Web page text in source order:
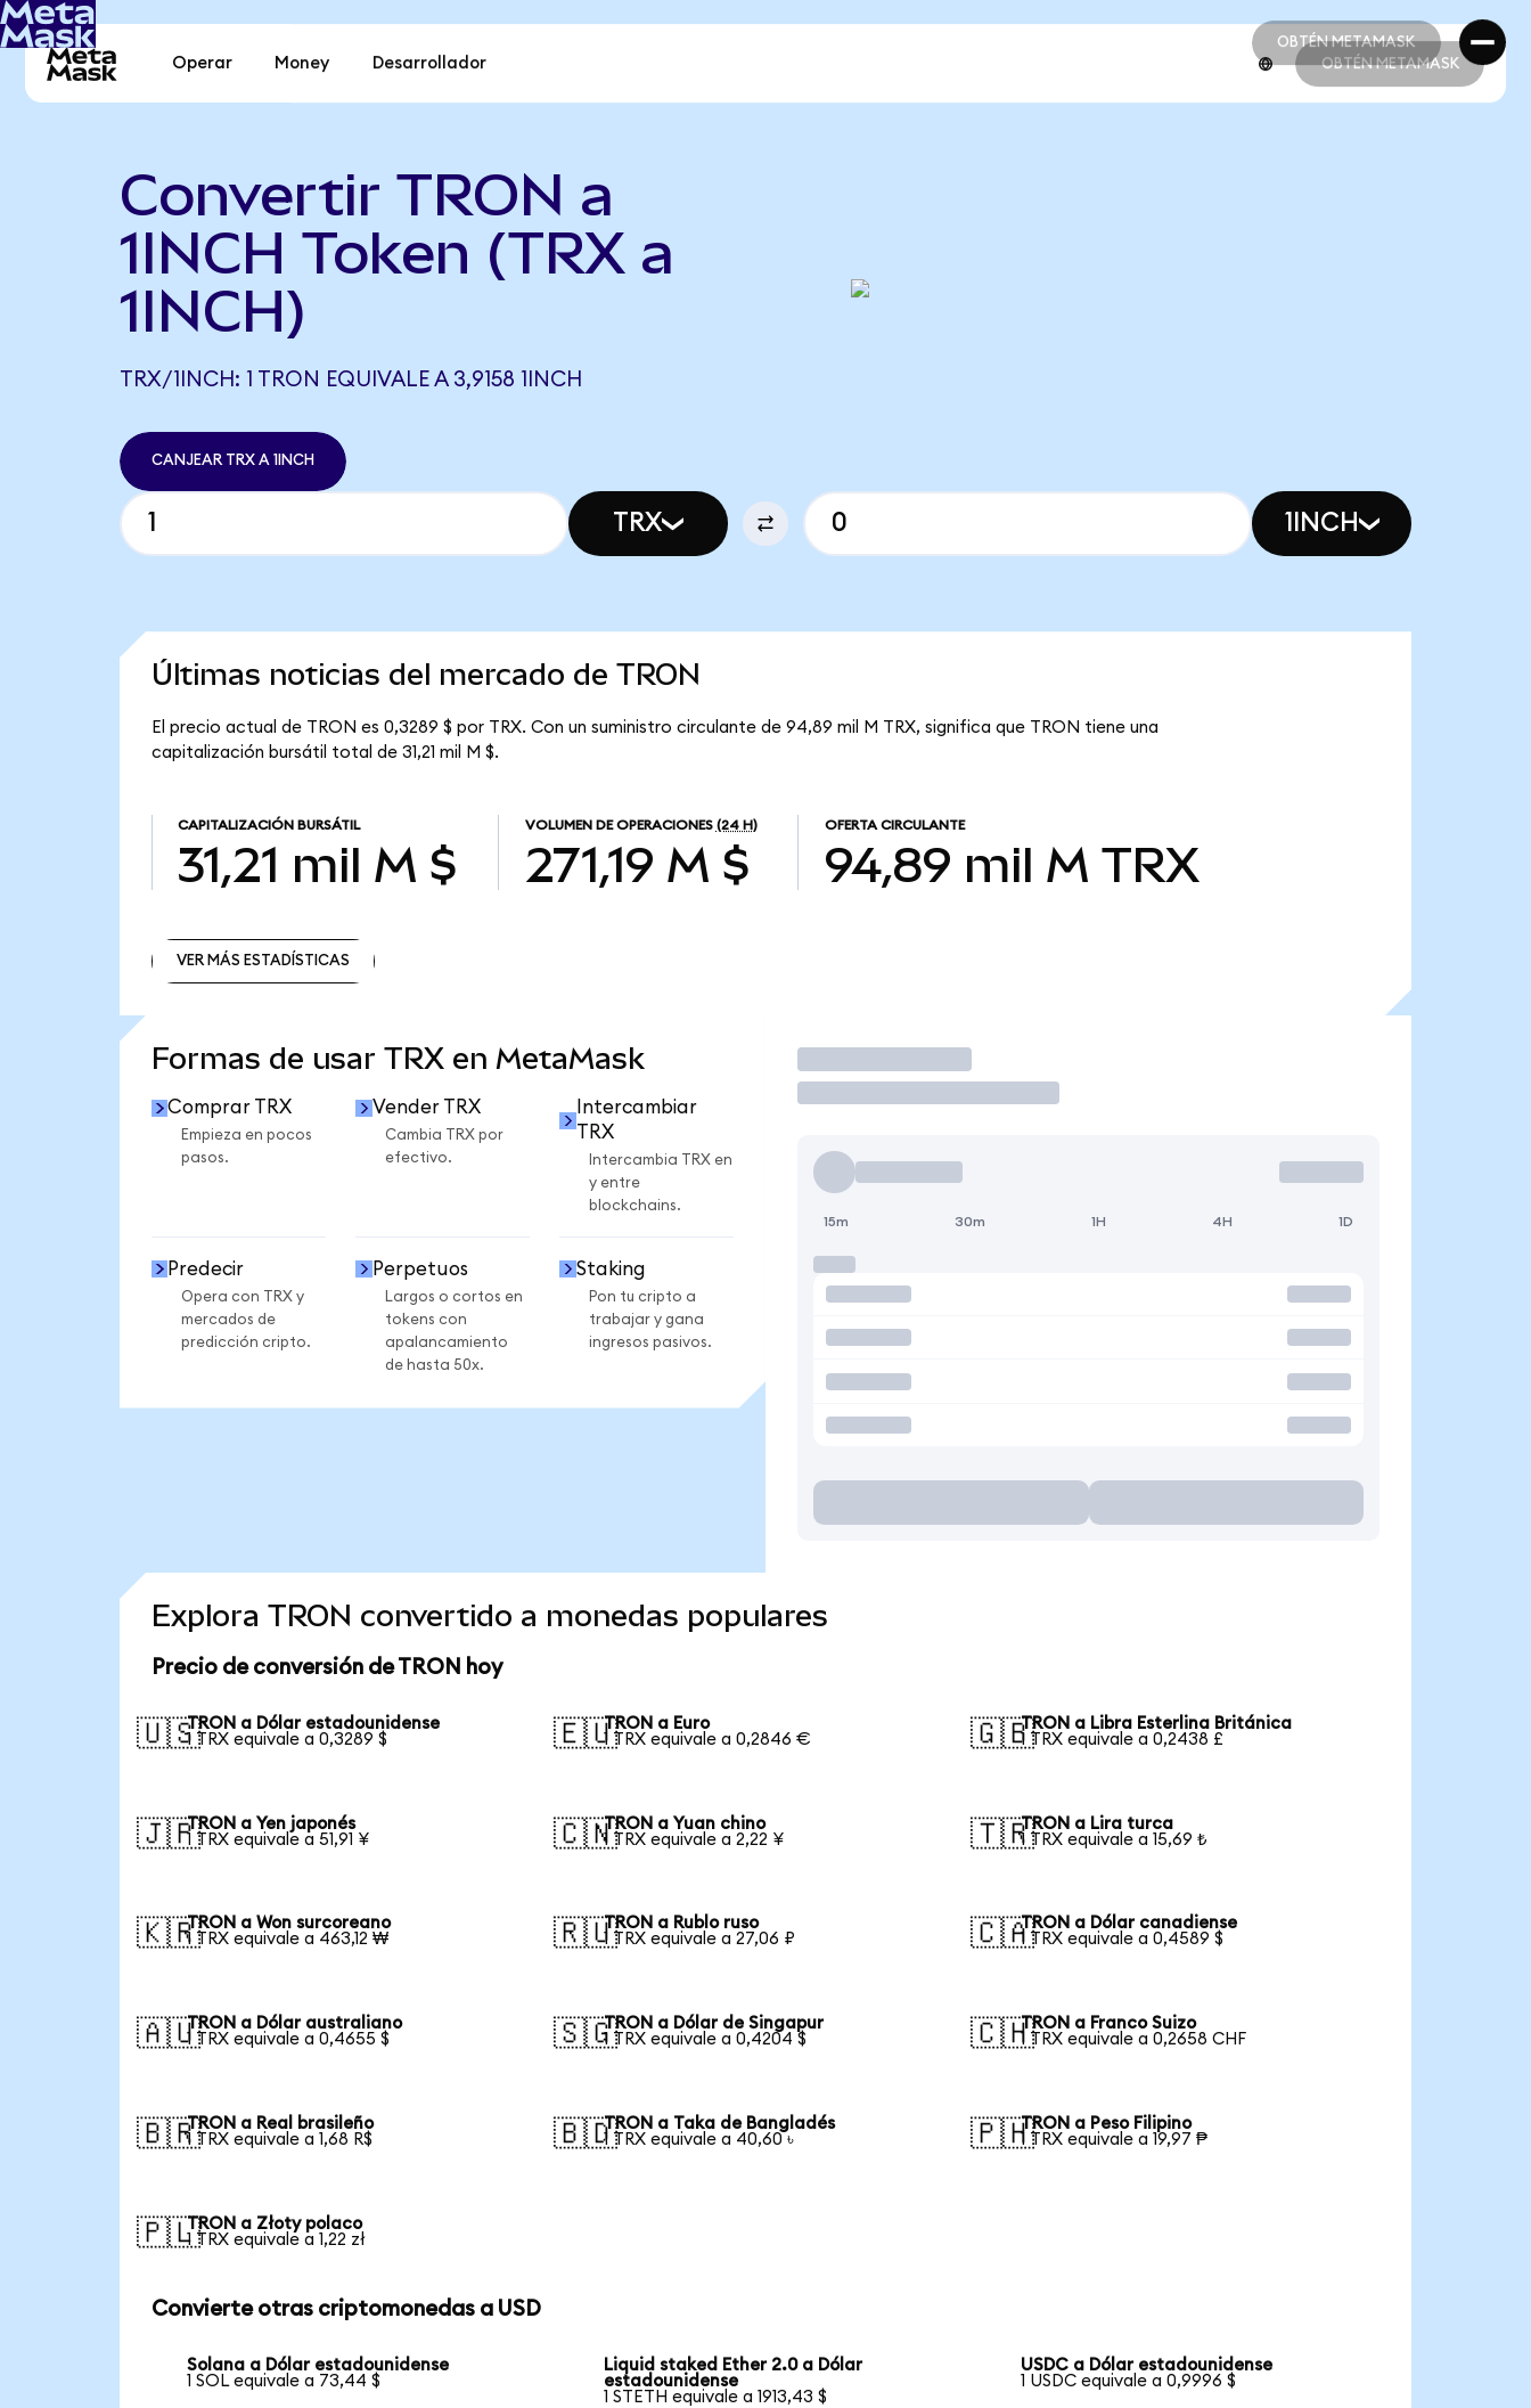
OBTÉN METAMASK
OBTÉN METAMASK
Operar Money Desarrollador OBTÉN METAMASK
Convertir TRON a
1INCH Token (TRX a
1INCH)
TRX/1INCH: 1 TRON EQUIVALE A 3,9158 1INCH
CANJEAR TRX A 1INCH
TRX 1INCH
Últimas noticias del mercado de TRON
El precio actual de TRON es 0,3289 $ por TRX. Con un suministro circulante de 94,89 mil M TRX, significa que TRON tiene una
capitalización bursátil total de 31,21 mil M $.
CAPITALIZACIÓN BURSÁTIL
31,21 mil M $
VOLUMEN DE OPERACIONES (24 H)
271,19 M $
OFERTA CIRCULANTE
94,89 mil M TRX
VER MÁS ESTADÍSTICAS
Formas de usar TRX en MetaMask
Comprar TRX
Empieza en pocos
pasos.
Vender TRX
Cambia TRX por
efectivo.
Intercambiar
TRX
Intercambia TRX en
y entre
blockchains.
Predecir
Opera con TRX y
mercados de
predicción cripto.
Perpetuos
Largos o cortos en
tokens con
apalancamiento
de hasta 50x.
Staking
Pon tu cripto a
trabajar y gana
ingresos pasivos.
Operar
15m 30m 1H 4H 1D
Explora TRON convertido a monedas populares
Precio de conversión de TRON hoy
🇺🇸TRON a Dólar estadounidense
1 TRX equivale a 0,3289 $
🇪🇺TRON a Euro
1 TRX equivale a 0,2846 €
🇬🇧TRON a Libra Esterlina Británica
1 TRX equivale a 0,2438 £
🇯🇵TRON a Yen japonés
1 TRX equivale a 51,91 ¥
🇨🇳TRON a Yuan chino
1 TRX equivale a 2,22 ¥
🇹🇷TRON a Lira turca
1 TRX equivale a 15,69 ₺
🇰🇷TRON a Won surcoreano
1 TRX equivale a 463,12 ₩
🇷🇺TRON a Rublo ruso
1 TRX equivale a 27,06 ₽
🇨🇦TRON a Dólar canadiense
1 TRX equivale a 0,4589 $
🇦🇺TRON a Dólar australiano
1 TRX equivale a 0,4655 $
🇸🇬TRON a Dólar de Singapur
1 TRX equivale a 0,4204 $
🇨🇭TRON a Franco Suizo
1 TRX equivale a 0,2658 CHF
🇧🇷TRON a Real brasileño
1 TRX equivale a 1,68 R$
🇧🇩TRON a Taka de Bangladés
1 TRX equivale a 40,60 ৳
🇵🇭TRON a Peso Filipino
1 TRX equivale a 19,97 ₱
🇵🇱TRON a Złoty polaco
1 TRX equivale a 1,22 zł
Convierte otras criptomonedas a USD
Solana a Dólar estadounidense
1 SOL equivale a 73,44 $
Liquid staked Ether 2.0 a Dólar
estadounidense
1 STETH equivale a 1913,43 $
USDC a Dólar estadounidense
1 USDC equivale a 0,9996 $